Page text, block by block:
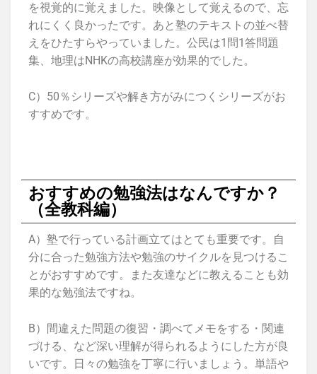
を視覚的に覚えました。映像として覚えるので、忘
れにくく良かったです。あと塾のテキストの並べ替
えをひたすらやっていました。公民は1問1答問題
集、地理はNHKの高校講座が効果的でした。
C）50％シリーズや解き方がみにつくシリーズがお
すすめです。
おすすめの勉強法はなんですか？
（全教科編）
A）塾で行っている計画立てはとても重要です。自
分に合った勉強方法や勉強のサイクルを見つけるこ
とがおすすめです。また友達などに教えることも効
果的な勉強法ですね。
B）間違えた問題の復習・調べてメモをする・関連
づける、など深い理解が得られるようにした方が良
いです。日々の勉強を丁寧に行いましょう。単語や